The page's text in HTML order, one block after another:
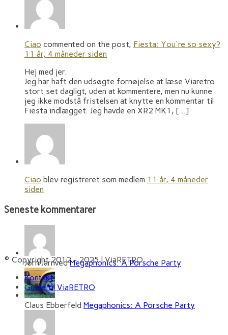
Ciao commented on the post, Fiesta: You're so sexy?
11 år, 4 måneder siden
Hej med jer.
Jeg har haft den udsøgte fornøjelse at læse Viaretro
stort set dagligt, uden at kommentere, men nu kunne
jeg ikke modstå fristelsen at knytte en kommentar til
Fiesta indlægget. Jeg havde en XR2 MK1, […]
Ciao blev registreret som medlem 11 år, 4 måneder
siden
Seneste kommentarer
Jørn JarnvedMegaphonics: A Porsche Party
Claus Ebberfeld Megaphonics: A Porsche Party
© Copyright 2012 - 2025 | ViaRETRO
Kontakt
Guide til ViaRETRO